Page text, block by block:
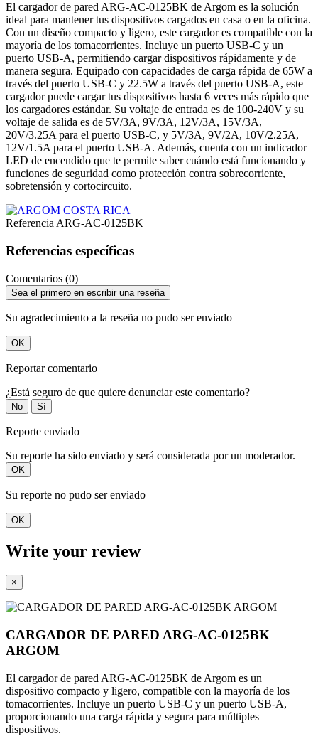
El cargador de pared ARG-AC-0125BK de Argom es la solución
ideal para mantener tus dispositivos cargados en casa o en la oficina.
Con un diseño compacto y ligero, este cargador es compatible con la
mayoría de los tomacorrientes. Incluye un puerto USB-C y un
puerto USB-A, permitiendo cargar dispositivos rápidamente y de
manera segura. Equipado con capacidades de carga rápida de 65W a
través del puerto USB-C y 22.5W a través del puerto USB-A, este
cargador puede cargar tus dispositivos hasta 6 veces más rápido que
los cargadores estándar. Su voltaje de entrada es de 100-240V y su
voltaje de salida es de 5V/3A, 9V/3A, 12V/3A, 15V/3A,
20V/3.25A para el puerto USB-C, y 5V/3A, 9V/2A, 10V/2.25A,
12V/1.5A para el puerto USB-A. Además, cuenta con un indicador
LED de encendido que te permite saber cuándo está funcionando y
funciones de seguridad como protección contra sobrecorriente,
sobretensión y cortocircuito.
Referencia ARG-AC-0125BK
Referencias específicas
Comentarios (0)
Sea el primero en escribir una reseña
Su agradecimiento a la reseña no pudo ser enviado
OK
Reportar comentario
¿Está seguro de que quiere denunciar este comentario?
No Sí
Reporte enviado
Su reporte ha sido enviado y será considerada por un moderador.
OK
Su reporte no pudo ser enviado
OK
Write your review
×
CARGADOR DE PARED ARG-AC-0125BK
ARGOM
El cargador de pared ARG-AC-0125BK de Argom es un
dispositivo compacto y ligero, compatible con la mayoría de los
tomacorrientes. Incluye un puerto USB-C y un puerto USB-A,
proporcionando una carga rápida y segura para múltiples
dispositivos.